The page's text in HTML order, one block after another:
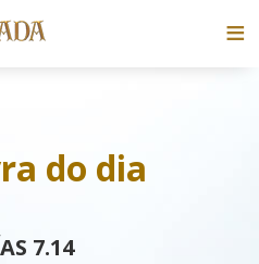
do dia
7.14